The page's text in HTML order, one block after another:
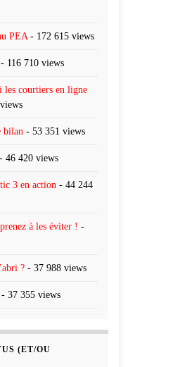
PEA - 172 615 views
- 116 710 views
les courtiers en ligne
bilan - 53 351 views
- 46 420 views
3 en action - 44 244
à les éviter ! -
? - 37 988 views
- 37 355 views
(ET/OU